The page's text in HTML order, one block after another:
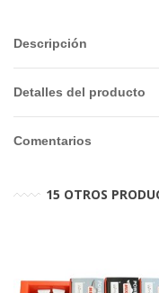
Descripción
Detalles del producto
Comentarios
15 OTROS